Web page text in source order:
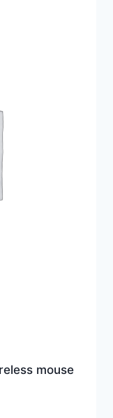
mouse